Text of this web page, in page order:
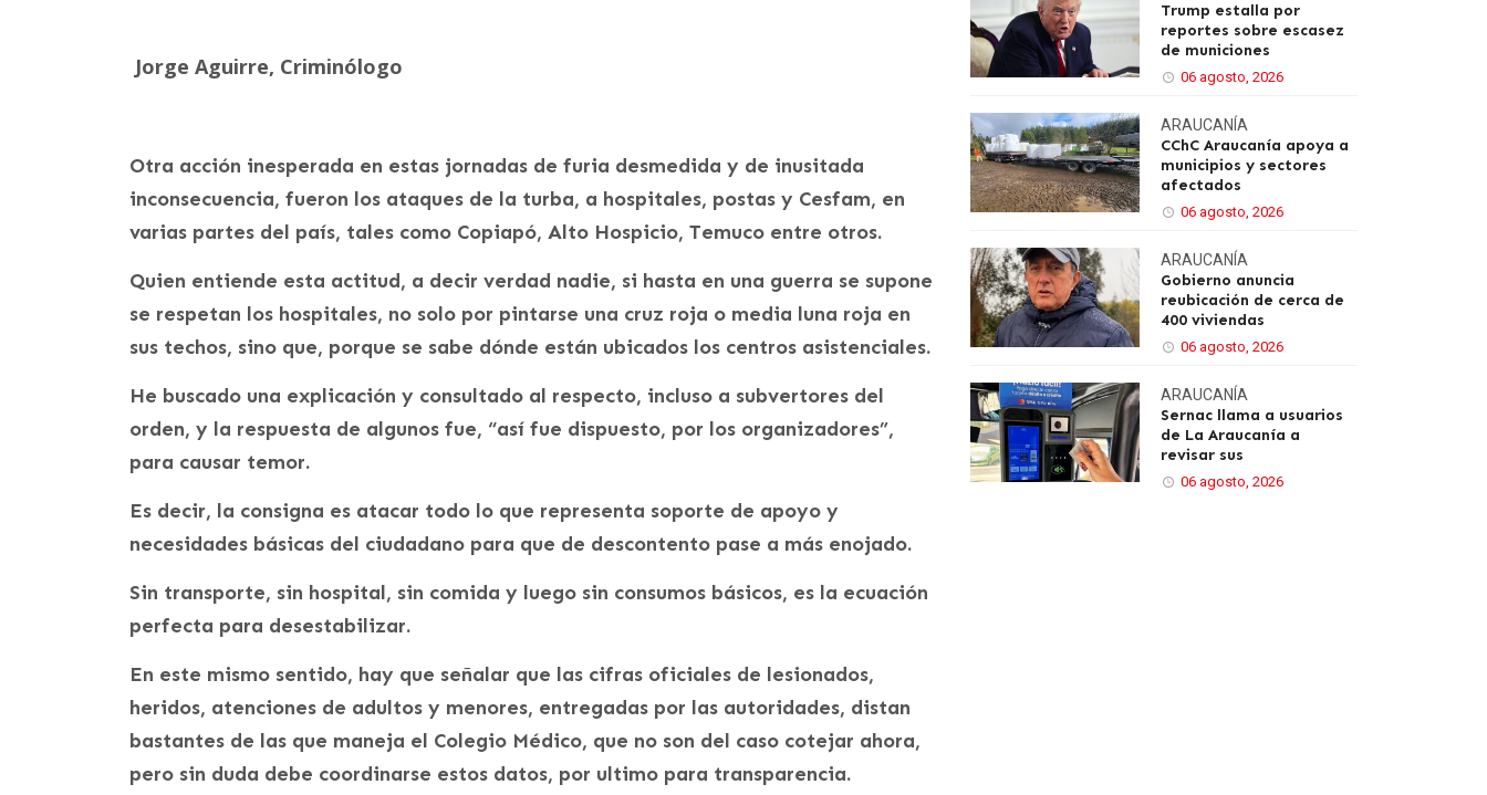
Jorge Aguirre, Criminólogo
Otra acción inesperada en estas jornadas de furia desmedida y de inusitada
inconsecuencia, fueron los ataques de la turba, a hospitales, postas y Cesfam, en
varias partes del país, tales como Copiapó, Alto Hospicio, Temuco entre otros.
Quien entiende esta actitud, a decir verdad nadie, si hasta en una guerra se supone
se respetan los hospitales, no solo por pintarse una cruz roja o media luna roja en
sus techos, sino que, porque se sabe dónde están ubicados los centros asistenciales.
He buscado una explicación y consultado al respecto, incluso a subvertores del
orden, y la respuesta de algunos fue, “así fue dispuesto, por los organizadores”,
para causar temor.
Es decir, la consigna es atacar todo lo que representa soporte de apoyo y
necesidades básicas del ciudadano para que de descontento pase a más enojado.
Sin transporte, sin hospital, sin comida y luego sin consumos básicos, es la ecuación
perfecta para desestabilizar.
En este mismo sentido, hay que señalar que las cifras oficiales de lesionados,
heridos, atenciones de adultos y menores, entregadas por las autoridades, distan
bastantes de las que maneja el Colegio Médico, que no son del caso cotejar ahora,
pero sin duda debe coordinarse estos datos, por ultimo para transparencia.
Trump estalla por
reportes sobre escasez
de municiones
06 agosto, 2026
ARAUCANÍA
CChC Araucanía apoya a
municipios y sectores
afectados
06 agosto, 2026
ARAUCANÍA
Gobierno anuncia
reubicación de cerca de
400 viviendas
06 agosto, 2026
ARAUCANÍA
Sernac llama a usuarios
de La Araucanía a
revisar sus
06 agosto, 2026